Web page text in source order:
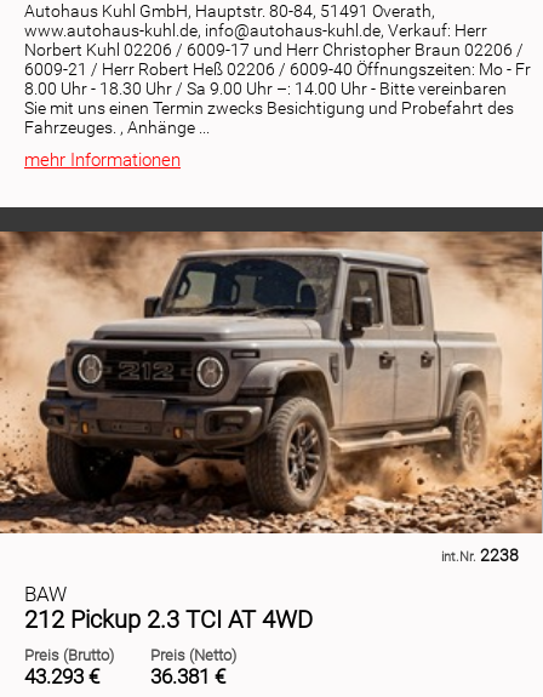
Autohaus Kuhl GmbH, Hauptstr. 80-84, 51491 Overath,
www.autohaus-kuhl.de, info@autohaus-kuhl.de, Verkauf: Herr
Norbert Kuhl 02206 / 6009-17 und Herr Christopher Braun 02206 /
6009-21 / Herr Robert Heß 02206 / 6009-40 Öffnungszeiten: Mo - Fr
8.00 Uhr - 18.30 Uhr / Sa 9.00 Uhr –: 14.00 Uhr - Bitte vereinbaren
Sie mit uns einen Termin zwecks Besichtigung und Probefahrt des
Fahrzeuges. , Anhänge ...
mehr Informationen
int.Nr. 2238
BAW
212 Pickup 2.3 TCI AT 4WD
Preis (Brutto)
43.293 €
Preis (Netto)
36.381 €